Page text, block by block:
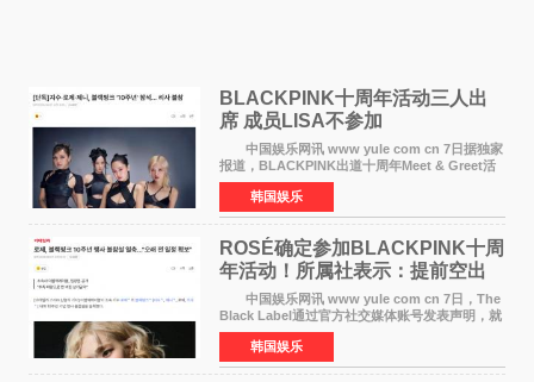
BLACKPINK十周年活动三人出
席 成员LISA不参加
中国娱乐网讯 www yule com cn 7日据独家
报道，BLACKPINK出道十周年Meet & Greet活
动将由智秀、ROS&Eacute;、JENNIE出席，
LISA将缺席。 此前BLACKPINK所属社YG并
未为组合出道十周年做
韩国娱乐
ROSÉ确定参加BLACKPINK十周
年活动！所属社表示：提前空出
了时间
中国娱乐网讯 www yule com cn 7日，The
Black Label通过官方社交媒体账号发表声明，就
近期网络上关于ROS&Eacute;个人行程及是否参
加BLACKPINK出道纪念活动的种种猜测作出正
式回应。 Th
韩国娱乐